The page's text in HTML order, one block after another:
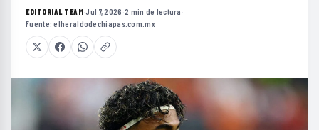
EDITORIAL TEAM·Jul 7, 2026 ·2 min de lectura ·
Fuente:elheraldodechiapas.com.mx